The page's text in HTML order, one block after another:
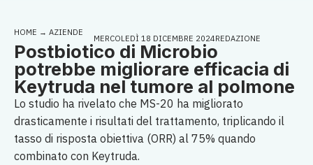
HOME → AZIENDE
MERCOLEDÌ 18 DICEMBRE 2024REDAZIONE
Postbiotico di Microbio
potrebbe migliorare efficacia di
Keytruda nel tumore al polmone
Lo studio ha rivelato che MS-20 ha migliorato
drasticamente i risultati del trattamento, triplicando il
tasso di risposta obiettiva (ORR) al 75% quando
combinato con Keytruda.